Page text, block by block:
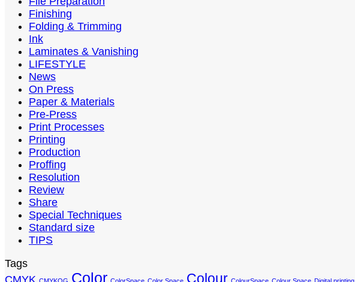
Finishing
Folding & Trimming
Ink
Laminates & Vanishing
LIFESTYLE
News
On Press
Paper & Materials
Pre-Press
Print Processes
Printing
Production
Proffing
Resolution
Review
Share
Special Techniques
Standard size
TIPS
Tags
CMYK
Color Colour